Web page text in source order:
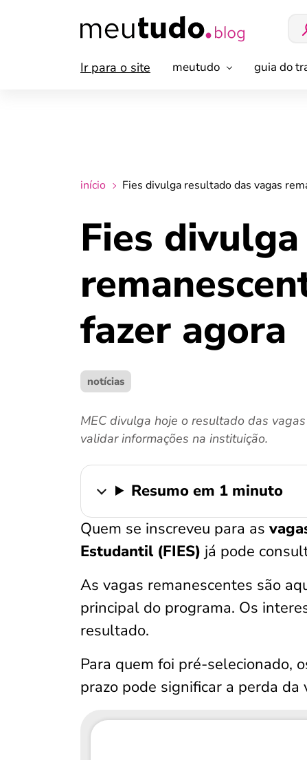
Ir para o site meutudo guia do
início Fies divulga resultado das vagas
Fies
fazer agora
notícias
MEC divulga hoje o resultado das
validar informações na instituição.
Resumo em 1 minuto
Quem se inscreveu para as
Estudantil (FIES) já pode
As vagas remanescentes são
principal do programa. Os
resultado.
Para quem foi pré-selecionado,
prazo pode significar a perda